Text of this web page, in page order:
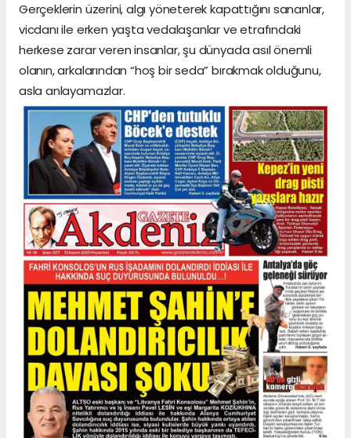
Gerçeklerin üzerini, algı yöneterek kapattığını sananlar,
vicdanı ile erken yaşta vedalaşanlar ve etrafındaki
herkese zarar veren insanlar, şu dünyada asıl önemli
olanın, arkalarından “hoş bir seda” bırakmak olduğunu,
asla anlayamazlar.